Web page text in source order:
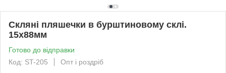
Скляні пляшечки в бурштиновому склі.
15х88мм
Готово до відправки
Код: ST-205
Опт і роздріб